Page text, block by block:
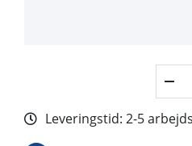
Leveringstid: 2-5